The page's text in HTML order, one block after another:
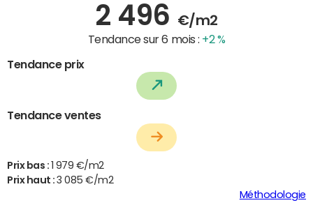
2 496 €/m2
Tendance sur 6 mois : +2 %
Tendance prix
Tendance ventes
Prix bas :
1 979 €/m2
Prix haut :3 085 €/m2
Méthodologie